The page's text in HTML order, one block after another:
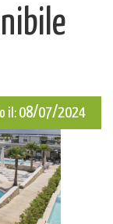
il: 08/07/2024